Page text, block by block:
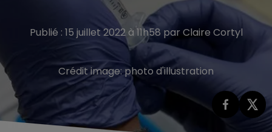
Publié : 15 juillet 2022 à 11h58 par Claire Cortyl
Crédit image:photo d'illustration